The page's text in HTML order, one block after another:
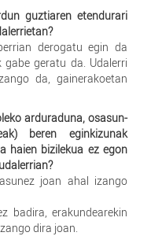
guztiaren etendurari
derogatu egin da
gabe geratu da. Udalerri
da, gainerakoetan
arduraduna, osasun-
beren eginkizunak
haien bizilekua ez egon
joan ahal izango
badira, erakundearekin
dira joan.